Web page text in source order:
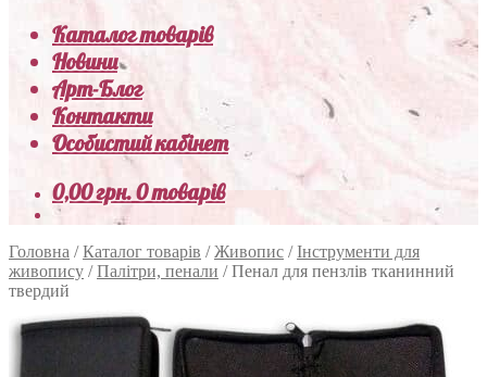
Каталог товарів
Новини
Арт-Блог
Контакти
Особистий кабінет
0,00грн.0 товарів
Головна /Каталог товарів /Живопис /Інструменти для
живопису /Палітри, пенали /Пенал для пензлів тканинний
твердий